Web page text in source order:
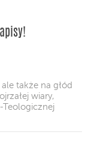
także na głód
wiary,
Teologicznej